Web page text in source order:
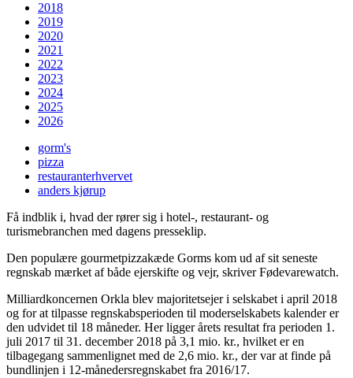
2018
2019
2020
2021
2022
2023
2024
2025
2026
gorm's
pizza
restauranterhvervet
anders kjørup
Få indblik i, hvad der rører sig i hotel-, restaurant- og
turismebranchen med dagens presseklip.
Den populære gourmetpizzakæde Gorms kom ud af sit seneste
regnskab mærket af både ejerskifte og vejr, skriver Fødevarewatch.
Milliardkoncernen Orkla blev majoritetsejer i selskabet i april 2018
og for at tilpasse regnskabsperioden til moderselskabets kalender er
den udvidet til 18 måneder. Her ligger årets resultat fra perioden 1.
juli 2017 til 31. december 2018 på 3,1 mio. kr., hvilket er en
tilbagegang sammenlignet med de 2,6 mio. kr., der var at finde på
bundlinjen i 12-månedersregnskabet fra 2016/17.